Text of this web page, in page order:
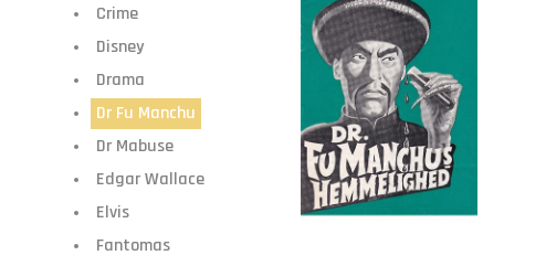
Crime
Disney
Drama
Dr Fu Manchu
Dr Mabuse
Edgar Wallace
Elvis
Fantomas